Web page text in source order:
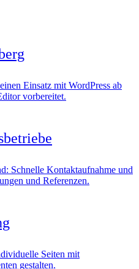
Einsatz mit WordPress ab
vorbereitet.
Schnelle Kontaktaufnahme und
und Referenzen.
Seiten mit
gestalten.